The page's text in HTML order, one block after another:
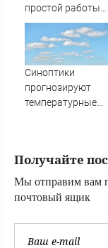
простой работы
отца, пока не
узнал, ради чего
тот отказался от
карьеры -
Синоптики
прогнозируют
температурные
Получайте
Мы отправим вам
почтовый ящик